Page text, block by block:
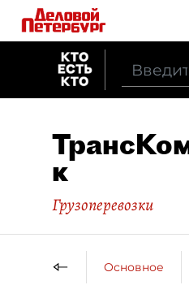
к
Грузоперевозки
Основное